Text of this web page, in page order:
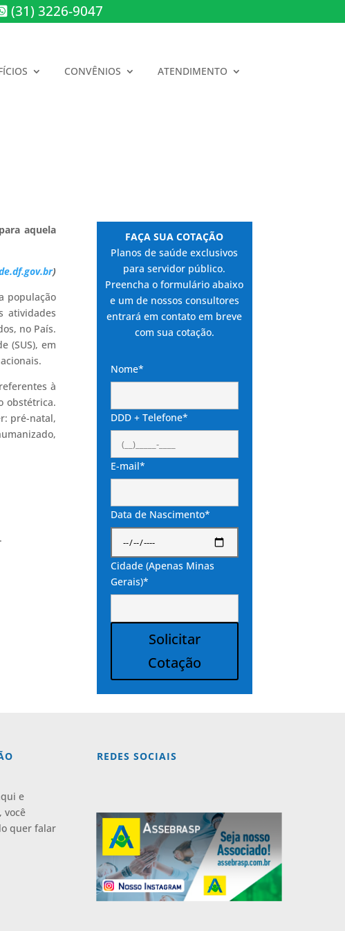
(31) 3226-9047
CONVÊNIOS ATENDIMENTO
aquela
)
população
atividades
no País.
(SUS), em
à
obstétrica.
pré-natal,
FAÇA SUA COTAÇÃO
Planos de saúde exclusivos
para servidor público.
Preencha o formulário abaixo
e um de nossos consultores
entrará em contato em breve
com sua cotação.
Nome*
DDD + Telefone*
E-mail*
Data de Nascimento*
Cidade (Apenas Minas
Gerais)*
Solicitar
Cotação
e
você
quer falar
REDES SOCIAIS